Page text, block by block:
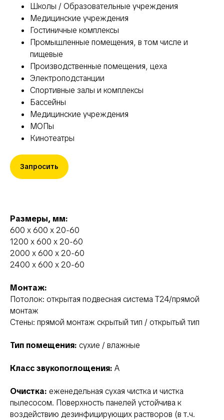
Школы / Образовательные учреждения
Медицинские учреждения
Гостиничные комплексы
Промышленные помещения, в том числе и
пищевые
Производственные помещения, цеха
Электроподстанции
Спортивные залы и комплексы
Бассейны
Медицинские учреждения
МОПы
Кинотеатры
Запросить
Размеры, мм:
600 х 600 х 20-60
1200 х 600 х 20-60
2000 х 600 х 20-60
2400 х 600 х 20-60
Монтаж:
Потолок: открытая подвесная система Т24/прямой
монтаж
Стены: прямой монтаж скрытый тип / открытый тип
Тип помещения: сухие / влажные
Класс звукопоглощения: А
Очистка: еженедельная сухая чистка и чистка
пылесосом. Поверхность панелей устойчива к
воздействию дезинфицирующих растворов (в т.ч.